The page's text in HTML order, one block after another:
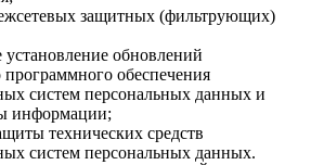
защитных (фильтрующих)
установление обновлений
программного обеспечения
систем персональных данных и
информации;
технических средств
систем персональных данных.